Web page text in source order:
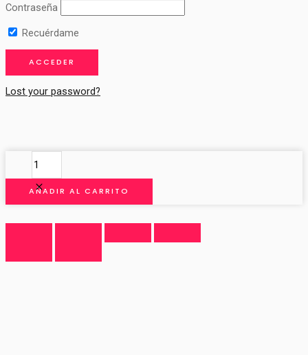
Contraseña
Recuérdame
Lost your password?
imitación
mantones
Manila
AÑADIR AL CARRITO